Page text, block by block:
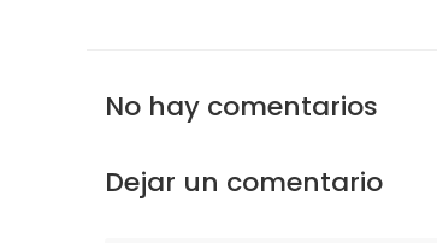
No hay comentarios
Dejar un comentario